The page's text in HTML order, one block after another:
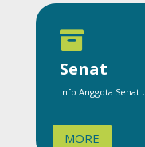

Senat
Info Anggota
MORE